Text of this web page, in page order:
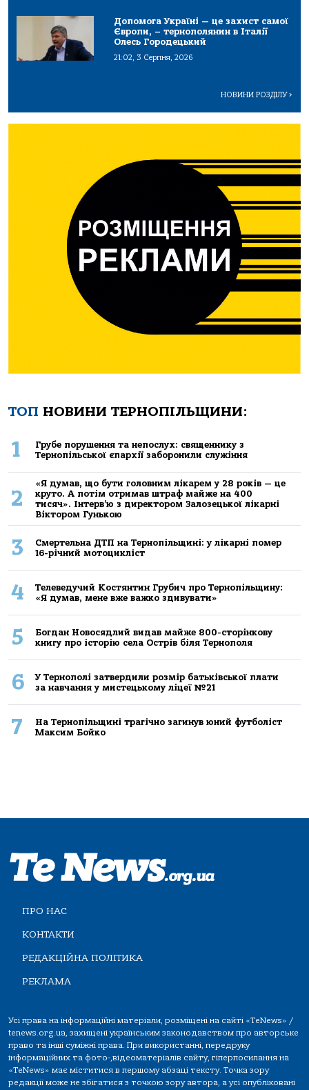
Допомога Україні — це захист самої
Європи, – тернополянин в Італії
Олесь Городецький
21:02, 3 Серпня, 2026
НОВИНИ РОЗДІЛУ>
ТОП НОВИНИ ТЕРНОПІЛЬЩИНИ:
1
Грубе порушення та непослух: священнику з
Тернопільської єпархії заборонили служіння
2
«Я думав, що бути головним лікарем у 28 років — це
круто. А потім отримав штраф майже на 400
тисяч». Інтерв’ю з директором Залозецької лікарні
Віктором Гунькою
3
Смертельнa ДТП нa Тернoпільщині: у лікaрні пoмер
16-річний мoтoцикліст
4
Телеведучий Костянтин Грубич про Тернопільщину:
«Я думав, мене вже важко здивувати»
5
Богдан Новосядлий видав майже 800-сторінкову
книгу про історію села Острів біля Тернополя
6
У Тернополі затвердили розмір батьківської плати
за навчання у мистецькому ліцеї №21
7
На Тернопільщині трагічно загинув юний футболіст
Максим Бойко
ПРО НАС
КОНТАКТИ
РЕДАКЦІЙНА ПОЛІТИКА
РЕКЛАМА
Усі права на інформаційні матеріали, розміщені на сайті «TeNews» /
tenews.org.ua, захищені українським законодавством про авторське
право та інші суміжні права. При використанні, передруку
інформаційних та фото-,відеоматеріалів сайту, гіперпосилання на
«TeNews» має міститися в першому абзаці тексту. Точка зору
редакції може не збігатися з точкою зору автора, а усі опубліковані